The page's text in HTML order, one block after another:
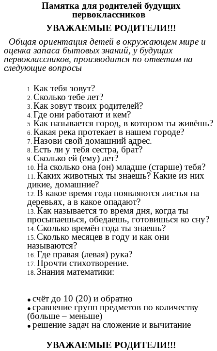
Памятка для родителей будущих
первоклассников
УВАЖАЕМЫЕ РОДИТЕЛИ!!!
Общая ориентация детей в окружающем мире и
оценка запаса бытовых знаний, у будущих
первоклассников, производится по ответам на
следующие вопросы
Как тебя зовут?
Сколько тебе лет?
Как зовут твоих родителей?
Где они работают и кем?
Как называется город, в котором ты живёшь?
Какая река протекает в нашем городе?
Назови свой домашний адрес.
Есть ли у тебя сестра, брат?
Сколько ей (ему) лет?
На сколько она (он) младше (старше) тебя?
Каких животных ты знаешь? Какие из них
дикие, домашние?
В какое время года появляются листья на
деревьях, а в какое опадают?
Как называется то время дня, когда ты
просыпаешься, обедаешь, готовишься ко сну?
Сколько времён года ты знаешь?
Сколько месяцев в году и как они
называются?
Где правая (левая) рука?
Прочти стихотворение.
Знания математики:
счёт до 10 (20) и обратно
сравнение групп предметов по количеству
(больше – меньше)
решение задач на сложение и вычитание
УВАЖАЕМЫЕ РОДИТЕЛИ!!!